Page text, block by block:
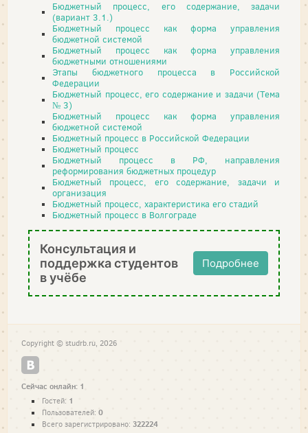
Бюджетный процесс, его содержание, задачи
(вариант 3.1.)
Бюджетный процесс как форма управления
бюджетной системой
Бюджетный процесс как форма управления
бюджетными отношениями
Этапы бюджетного процесса в Российской
Федерации
Бюджетный процесс, его содержание и задачи (Тема
№ 3)
Бюджетный процесс как форма управления
бюджетной системой
Бюджетный процесс в Российской Федерации
Бюджетный процесс
Бюджетный процесс в РФ, направления
реформирования бюджетных процедур
Бюджетный процесс, его содержание, задачи и
организация
Бюджетный процесс, характеристика его стадий
Бюджетный процесс в Волгограде
Консультация и
поддержка студентов
в учёбе
Подробнее
Copyright © studrb.ru, 2026
Сейчас онлайн: 1
Гостей: 1
Пользователей: 0
Всего зарегистрировано: 322224